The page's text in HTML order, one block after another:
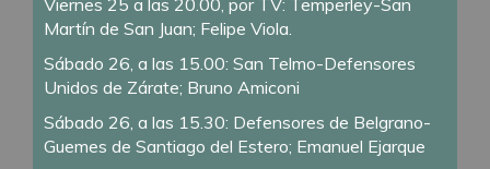
Viernes 25 a las 20.00, por TV: Temperley-San
Martín de San Juan; Felipe Viola.
Sábado 26, a las 15.00: San Telmo-Defensores
Unidos de Zárate; Bruno Amiconi
Sábado 26, a las 15.30: Defensores de Belgrano-
Guemes de Santiago del Estero; Emanuel Ejarque